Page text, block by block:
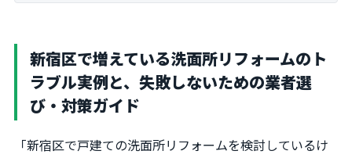
新宿区で増えている洗面所リフォームのト
ラブル実例と、失敗しないための業者選
び・対策ガイド
「新宿区で戸建ての洗面所リフォームを検討しているけ